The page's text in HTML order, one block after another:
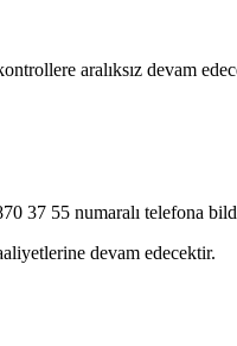
aralıksız devam
37 55 numaralı telefona
devam edecektir.